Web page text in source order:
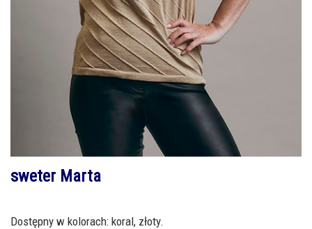
sweter Marta
Dostępny w kolorach: koral, złoty.